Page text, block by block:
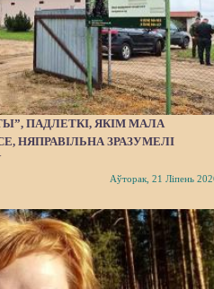
ПАДЛЕТКІ, ЯКІМ МАЛА
НЯПРАВІЛЬНА ЗРАЗУМЕЛІ
Аўторак, 21 Ліпень